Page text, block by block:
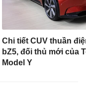
Chi tiết CUV thuần
bZ5, đối thủ mới của
Model Y